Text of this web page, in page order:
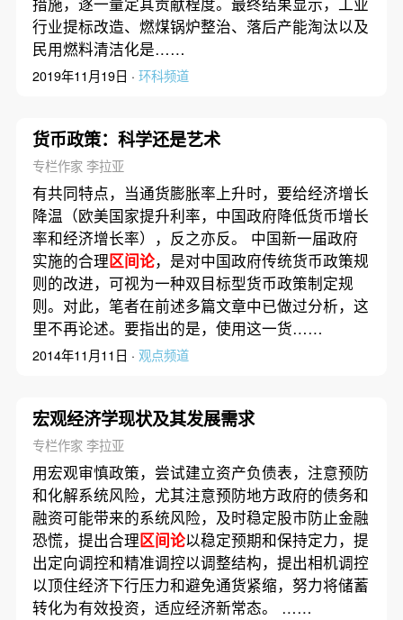
行业提标改造、燃煤锅炉整治、落后产能淘汰以及
民用燃料清洁化是……
2019年11月19日 · 环科频道
货币政策：科学还是艺术
专栏作家 李拉亚
有共同特点，当通货膨胀率上升时，要给经济增长
降温（欧美国家提升利率，中国政府降低货币增长
率和经济增长率），反之亦反。 中国新一届政府
实施的合理区间论，是对中国政府传统货币政策规
则的改进，可视为一种双目标型货币政策制定规
则。对此，笔者在前述多篇文章中已做过分析，这
里不再论述。要指出的是，使用这一货……
2014年11月11日 · 观点频道
宏观经济学现状及其发展需求
专栏作家 李拉亚
用宏观审慎政策，尝试建立资产负债表，注意预防
和化解系统风险，尤其注意预防地方政府的债务和
融资可能带来的系统风险，及时稳定股市防止金融
恐慌，提出合理区间论以稳定预期和保持定力，提
出定向调控和精准调控以调整结构，提出相机调控
以顶住经济下行压力和避免通货紧缩，努力将储蓄
转化为有效投资，适应经济新常态。 ……